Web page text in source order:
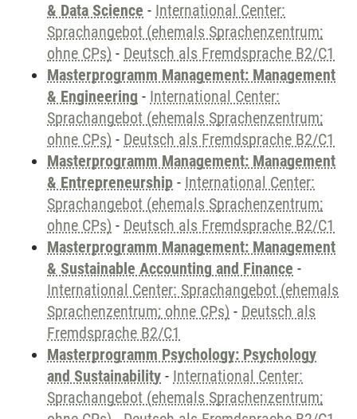
& Data Science - International Center:
Sprachangebot (ehemals Sprachenzentrum;
ohne CPs) - Deutsch als Fremdsprache B2/C1
Masterprogramm Management: Management
& Engineering - International Center:
Sprachangebot (ehemals Sprachenzentrum;
ohne CPs) - Deutsch als Fremdsprache B2/C1
Masterprogramm Management: Management
& Entrepreneurship - International Center:
Sprachangebot (ehemals Sprachenzentrum;
ohne CPs) - Deutsch als Fremdsprache B2/C1
Masterprogramm Management: Management
& Sustainable Accounting and Finance -
International Center: Sprachangebot (ehemals
Sprachenzentrum; ohne CPs) - Deutsch als
Fremdsprache B2/C1
Masterprogramm Psychology: Psychology
and Sustainability - International Center:
Sprachangebot (ehemals Sprachenzentrum;